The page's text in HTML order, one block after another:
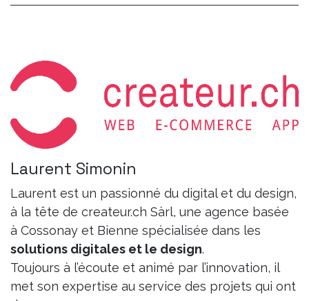
Laurent Simonin
Laurent est un passionné du digital et du design,
à la tête de createur.ch Sàrl, une agence basée
à Cossonay et Bienne spécialisée dans les
solutions digitales et le design.
Toujours à l’écoute et animé par l’innovation, il
met son expertise au service des projets qui ont